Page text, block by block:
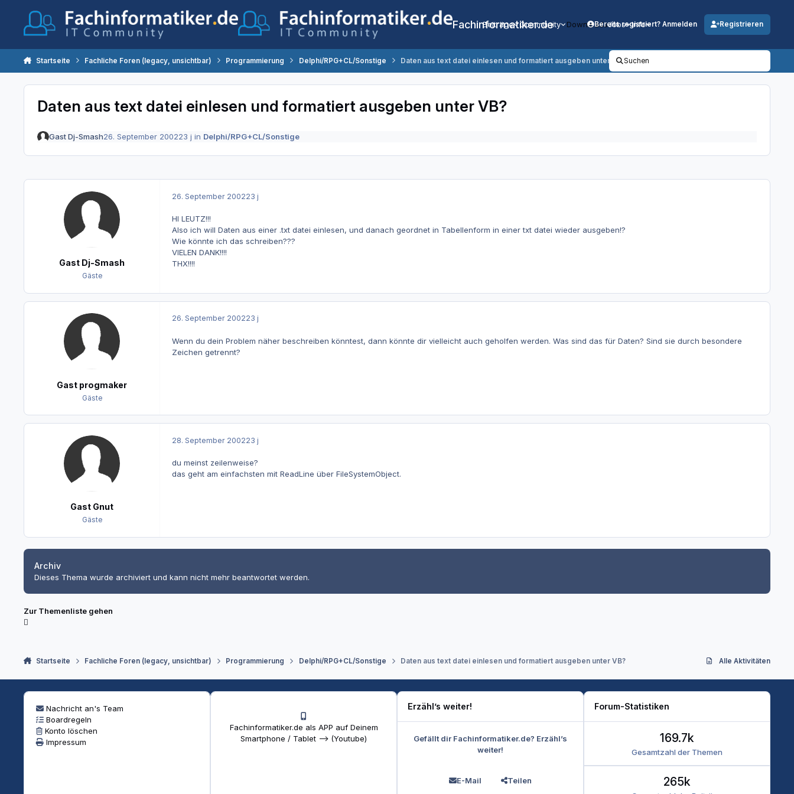
Fachinformatiker.de
Beiträge Community DownloadsJobs Info
Bereits registriert? Anmelden Registrieren
Startseite Fachliche Foren (legacy, unsichtbar) Programmierung Delphi/RPG+CL/Sonstige Daten aus text datei einlesen und formatiert ausgeben unter VB?Suchen
Daten aus text datei einlesen und formatiert ausgeben unter VB?
Gast Dj-Smash26. September 200223 j in Delphi/RPG+CL/Sonstige
Gast Dj-Smash
Gäste
26. September 200223 j
HI LEUTZ!!!
Also ich will Daten aus einer .txt datei einlesen, und danach geordnet in Tabellenform in einer txt datei wieder ausgeben!?
Wie könnte ich das schreiben???
VIELEN DANK!!!!
THX!!!!
Gast progmaker
Gäste
26. September 200223 j
Wenn du dein Problem näher beschreiben könntest, dann könnte dir vielleicht auch geholfen werden. Was sind das für Daten? Sind sie durch besondere
Zeichen getrennt?
Gast Gnut
Gäste
28. September 200223 j
du meinst zeilenweise?
das geht am einfachsten mit ReadLine über FileSystemObject.
Archiv
Dieses Thema wurde archiviert und kann nicht mehr beantwortet werden.
Zur Themenliste gehen
Startseite Fachliche Foren (legacy, unsichtbar) Programmierung Delphi/RPG+CL/Sonstige Daten aus text datei einlesen und formatiert ausgeben unter VB? Alle Aktivitäten
Nachricht an's Team
Boardregeln
Konto löschen
Impressum
Fachinformatiker.de als APP auf Deinem
Smartphone / Tablet --> (Youtube)
Erzähl’s weiter!
Gefällt dir Fachinformatiker.de? Erzähl’s
weiter!
E-Mail Teilen
Forum-Statistiken
Gesamtzahl der Themen
169.7k
265k